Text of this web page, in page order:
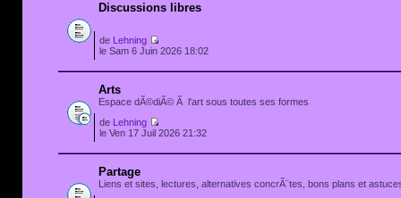
Discussions libres
de
Lehning
le Sam 6 Juin 2026 18:02
Arts
Espace dÃ©diÃ© Ã l'art sous toutes ses formes
de
Lehning
le Ven 17 Juil 2026 21:32
Partage
Liens et sites, lectures, alternatives concrÃ¨tes, bons plans et